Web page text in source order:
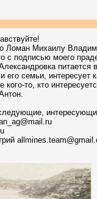
Михаилу
с подписью моего
его семьи, интересует
то, кто